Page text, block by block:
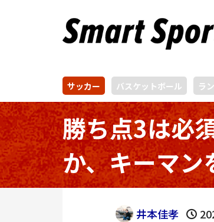
サッカー バスケットボール ラ
勝ち点3は必
か、キーマン
井本佳孝